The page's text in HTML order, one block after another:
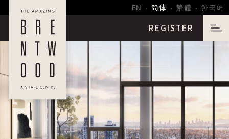
EN ∙ 简体 ∙ 繁體 ∙ 한국어
REGISTER